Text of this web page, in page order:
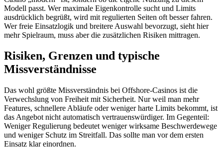
Modell passt. Wer maximale Eigenkontrolle sucht und Limits
ausdrücklich begrüßt, wird mit regulierten Seiten oft besser fahren.
Wer freie Einsatzlogik und breitere Auswahl bevorzugt, sieht hier
mehr Spielraum, muss aber die zusätzlichen Risiken mittragen.
Risiken, Grenzen und typische
Missverständnisse
Das wohl größte Missverständnis bei Offshore-Casinos ist die
Verwechslung von Freiheit mit Sicherheit. Nur weil man mehr
Features, schnellere Abläufe oder weniger harte Limits bekommt, ist
das Angebot nicht automatisch vertrauenswürdiger. Im Gegenteil:
Weniger Regulierung bedeutet weniger wirksame Beschwerdewege
und weniger Schutz im Streitfall. Das sollte man vor dem ersten
Einsatz klar einordnen.